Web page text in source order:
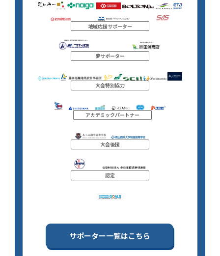
地域応援サポーター
夢サポーター
大会特別協力
アカデミックパートナー
大会後援
認定
サポーター一覧はこちら